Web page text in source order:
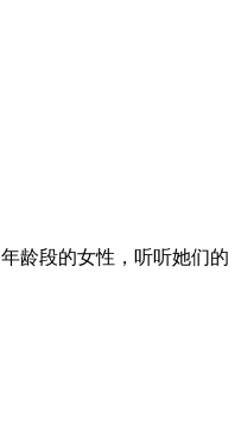
龄段的女性，听听她们的